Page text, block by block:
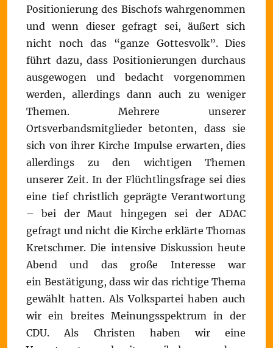
Positionierung des Bischofs wahrgenommen
und wenn dieser gefragt sei, äußert sich
nicht noch das “ganze Gottesvolk”. Dies
führt dazu, dass Positionierungen durchaus
ausgewogen und bedacht vorgenommen
werden, allerdings dann auch zu weniger
Themen. Mehrere unserer
Ortsverbandsmitglieder betonten, dass sie
sich von ihrer Kirche Impulse erwarten, dies
allerdings zu den wichtigen Themen
unserer Zeit. In der Flüchtlingsfrage sei dies
eine tief christlich geprägte Verantwortung
– bei der Maut hingegen sei der ADAC
gefragt und nicht die Kirche erklärte Thomas
Kretschmer. Die intensive Diskussion heute
Abend und das große Interesse war
ein Bestätigung, dass wir das richtige Thema
gewählt hatten. Als Volkspartei haben auch
wir ein breites Meinungsspektrum in der
CDU. Als Christen haben wir eine